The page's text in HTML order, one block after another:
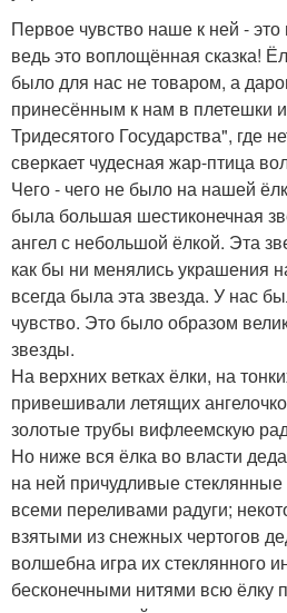
Первое чувство наше к ней - это
ведь это воплощённая сказка!
было для нас не товаром, а
принесённым к нам в плетешки
Тридесятого Государства", где
сверкает чудесная жар-птица
Чего - чего не было на нашей
была большая шестиконечная
ангел с небольшой ёлкой. Эта
как бы ни менялись украшения
всегда была эта звезда. У нас
чувство. Это было образом
звезды.
На верхних ветках ёлки, на
привешивали летящих
золотые трубы вифлеемскую
Но ниже вся ёлка во власти
на ней причудливые
всеми переливами радуги;
взятыми из снежных чертогов
волшебна игра их стеклянного
бесконечными нитями всю ёлку